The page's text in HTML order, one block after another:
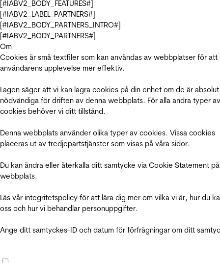
[#IABV2_BODY_FEATURES#]
[#IABV2_LABEL_PARTNERS#]
[#IABV2_BODY_PARTNERS_INTRO#]
[#IABV2_BODY_PARTNERS#]
Om
Cookies är små textfiler som kan användas av webbplatser för att
användarens upplevelse mer effektiv.
Lagen säger att vi kan lagra cookies på din enhet om de är absolut
nödvändiga för driften av denna webbplats. För alla andra typer av
cookies behöver vi ditt tillstånd.
Denna webbplats använder olika typer av cookies. Vissa cookies
placeras ut av tredjepartstjänster som visas på våra sidor.
Du kan ändra eller återkalla ditt samtycke via Cookie Statement
webbplats.
Läs vår integritetspolicy för att lära dig mer om vilka vi är, hur du
oss och hur vi behandlar personuppgifter.
Ange ditt samtyckes-ID och datum för förfrågningar om ditt